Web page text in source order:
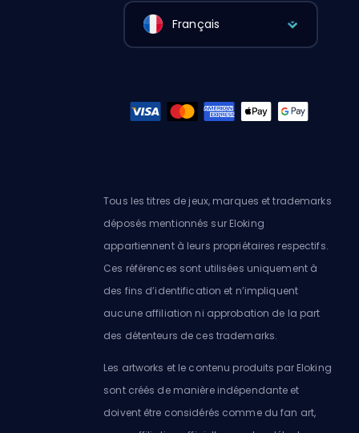
Français
Tous les titres de jeux, marques et trademarks
déposés mentionnés sur Eloking
appartiennent à leurs propriétaires respectifs.
Ces références sont utilisées uniquement à
des fins d’identification et n’impliquent
aucune affiliation ni approbation de la part
des détenteurs de ces trademarks.
Les artworks et le contenu produits par Eloking
sont créés de manière indépendante et
doivent être considérés comme du fan art,